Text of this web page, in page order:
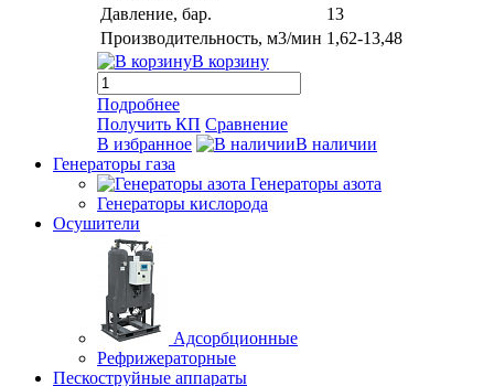
Давление, бар.
13
Производительность, м3/мин 1,62-13,48
В корзину
Подробнее
Получить КП Сравнение
В избранное
В наличии
Генераторы газа
Генераторы азота
Генераторы кислорода
Осушители
Адсорбционные
Рефрижераторные
Пескоструйные аппараты